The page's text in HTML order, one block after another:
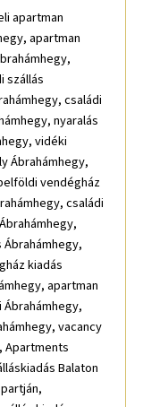
apartman
apartman
szállás
családi
nyaralás
vidéki
Ábrahámhegy,
vendégház
családi
kiadás
apartman
vacancy
Apartments
Balaton